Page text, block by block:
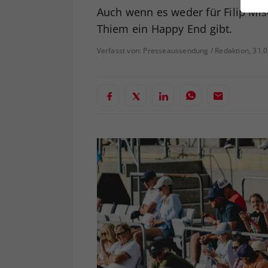
Auch wenn es weder für Filip
Thiem ein Happy End gibt.
Verfasst von: Presseaussendung / Redaktion,